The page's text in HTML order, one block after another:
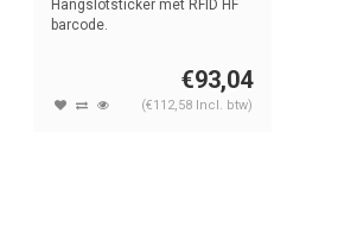
Hangslotsticker met RFID HF
barcode.
€93,04
(€112,58 Incl. btw)